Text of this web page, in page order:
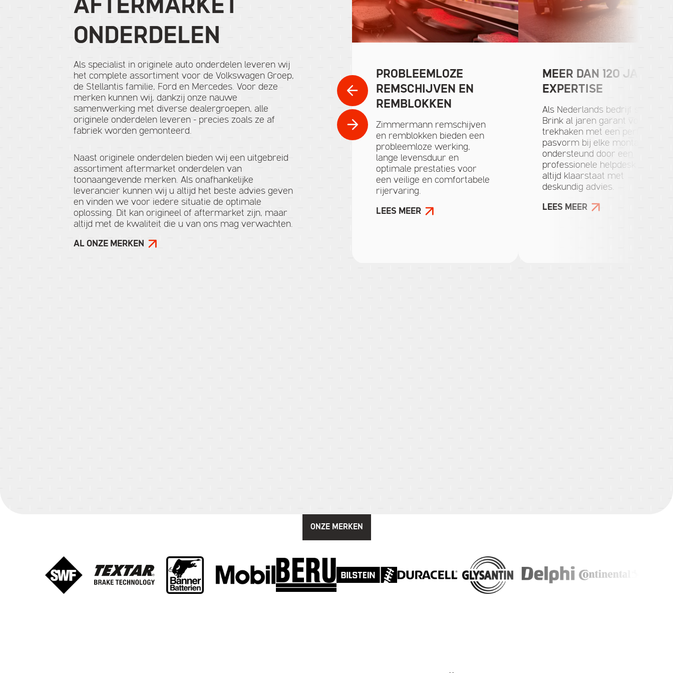
AFTER­MARKET
ONDER­DELEN
Als specialist in originele auto onderdelen leveren wij
het complete assortiment voor de Volkswagen Groep,
de Stellantis familie, Ford en Mercedes. Voor deze
merken kunnen wij, dankzij onze nauwe
samenwerking met diverse dealergroepen, alle
originele onderdelen leveren - precies zoals ze af
fabriek worden gemonteerd.
Naast originele onderdelen bieden wij een uitgebreid
assortiment aftermarket onderdelen van
toonaangevende merken. Als onafhankelijke
leverancier kunnen wij u altijd het beste advies geven
en vinden we voor iedere situatie de optimale
oplossing. Dit kan origineel of aftermarket zijn, maar
altijd met de kwaliteit die u van ons mag verwachten.
AL ONZE MERKEN
PROBLEEMLOZE
REMSCHIJVEN EN
REMBLOKKEN
Zimmermann remschijven
en remblokken bieden een
probleemloze werking,
lange levensduur en
optimale prestaties voor
een veilige en comfortabele
rijervaring.
LEES MEER
MEER DAN 120 JAAR
EXPERTISE
Als Nederlands bedrijf staat
Brink al jaren garant voor
trekhaken met een perfecte
pasvorm bij elke montage,
ondersteund door een
professionele helpdesk die
altijd klaarstaat met
deskundig advies.
LEES MEER
ONZE MERKEN